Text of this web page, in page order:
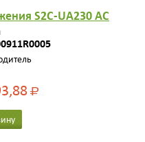
S2C-UA230 AC
Р